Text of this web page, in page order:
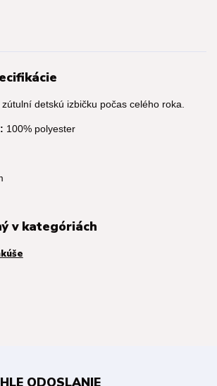
detskú izbičku počas celého roka.
100% polyester
v kategóriách
ODOSLANIE